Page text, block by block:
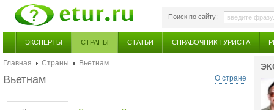
Поиск по сайту:
ЭКСПЕРТЫ СТРАНЫ СТАТЬИ СПРАВОЧНИК ТУРИСТА
Главная Страны
Вьетнам
О стране
Вьетнам